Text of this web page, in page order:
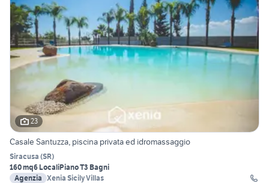
23
Casale Santuzza, piscina privata ed idromassaggio
Siracusa (SR)
160 mq6 LocaliPiano T3 Bagni
Agenzia Xenia Sicily Villas